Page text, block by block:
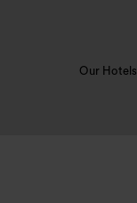
Our Hotels